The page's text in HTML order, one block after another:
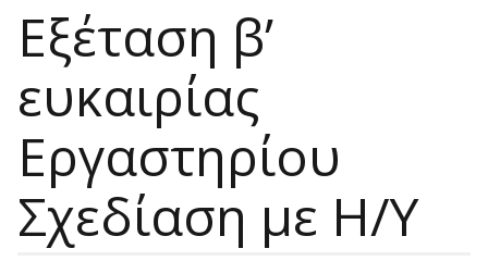
Εξέταση β’
ευκαιρίας
Εργαστηρίου
Σχεδίαση με Η/Υ